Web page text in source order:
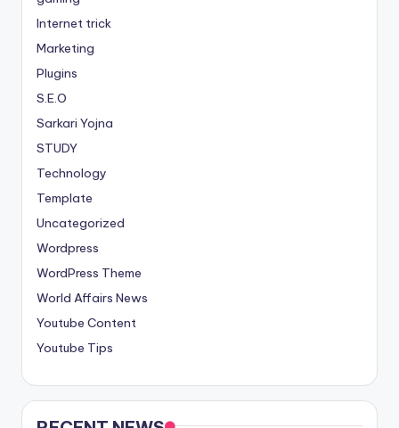
Internet trick
Marketing
Plugins
S.E.O
Sarkari Yojna
STUDY
Technology
Template
Uncategorized
Wordpress
WordPress Theme
World Affairs News
Youtube Content
Youtube Tips